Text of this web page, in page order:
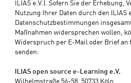
ILIAS e.V.). Sofern Sie der Erhebung,
Nutzung Ihrer Daten durch den ILIAS
Datenschutzbestimmungen
Maßnahmen widersprechen wollen,
Widerspruch per E-Mail oder Brief an
senden:
ILIAS open source e-Learning e.V.
Wilhelmstraße 56-58, 50733 Köln